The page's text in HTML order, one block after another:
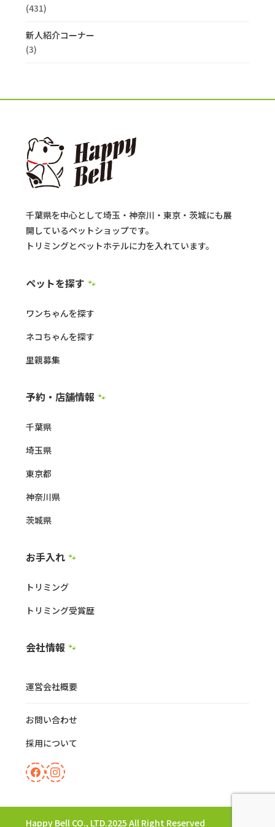
(431)
新人紹介コーナー
(3)
千葉県を中心として埼玉・神奈川・東京・茨城にも展
開しているペットショップです。
トリミングとペットホテルに力を入れています。
ペットを探す 🐾
ワンちゃんを探す
ネコちゃんを探す
里親募集
予約・店舗情報 🐾
千葉県
埼玉県
東京都
神奈川県
茨城県
お手入れ 🐾
トリミング
トリミング受賞歴
会社情報 🐾
運営会社概要
お問い合わせ
採用について
Happy Bell CO., LTD.2025 All Right Reserved